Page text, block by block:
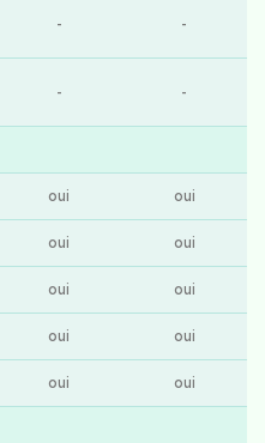
- -
- -
oui oui
oui oui
oui oui
oui oui
oui oui